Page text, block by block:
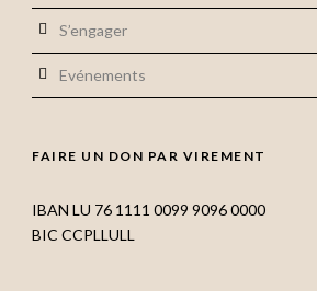
S’engager
Evénements
FAIRE UN DON PAR VIREMENT
IBAN LU 76 1111 0099 9096 0000
BIC CCPLLULL